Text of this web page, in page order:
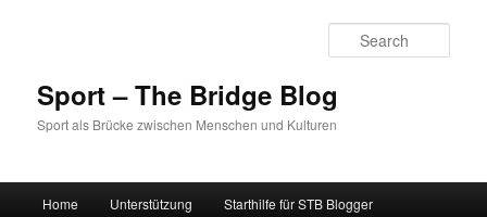
Sport – The Bridge Blog
Sport als Brücke zwischen Menschen und Kulturen
Skip to primary content
Skip to secondary content
Home Unterstützung Starthilfe für STB Blogger